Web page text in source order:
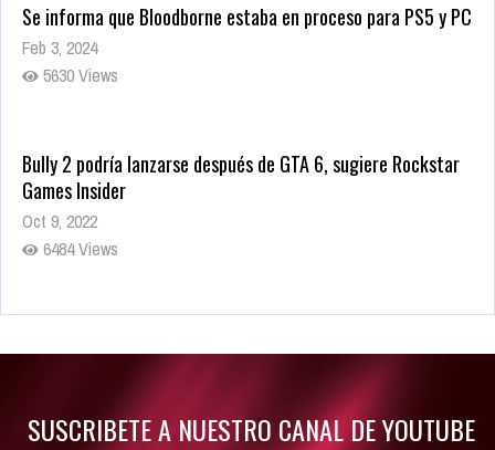
Se informa que Bloodborne estaba en proceso para PS5 y PC
Feb 3, 2024
5630 Views
Bully 2 podría lanzarse después de GTA 6, sugiere Rockstar
Games Insider
Oct 9, 2022
6484 Views
Rumor: Se filtran los primeros detalles de Resident Evil 9
SUSCRIBETE A NUESTRO CANAL DE YOUTUBE